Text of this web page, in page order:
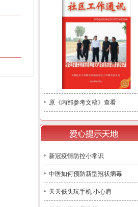
原《内部参考文稿》查看
新冠疫情防控小常识
中医如何预防新型冠状病毒
天天低头玩手机 小心肩